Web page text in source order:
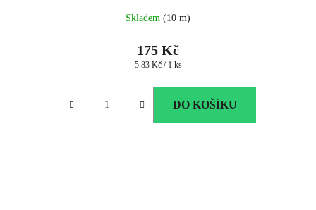
Skladem (10 m)
175 Kč
Měrná
5.83 Kč / 1 ks
DO KOŠÍKU